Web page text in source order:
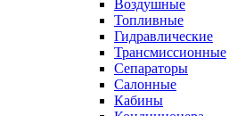
Воздушные
Топливные
Гидравлические
Трансмиссионные
Сепараторы
Салонные
Кабины